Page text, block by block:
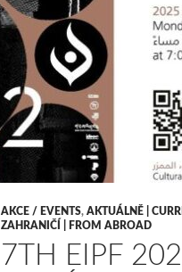
AKCE / EVENTS, AKTUÁLNĚ |
ZAHRANIČÍ | FROM ABROAD
7TH EIPF